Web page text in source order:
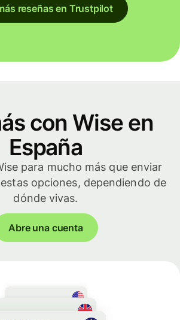
reseñas en Trustpilot
con Wise en
España
para mucho más que enviar
opciones, dependiendo de
dónde vivas.
Abre una cuenta